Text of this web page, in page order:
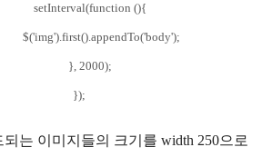
setInterval(function (){
$('img').first().appendTo('body');
}, 2000);
});
는 이미지들의 크기를 width 250으로